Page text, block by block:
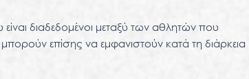
διαδεδομένοι μεταξύ των αθλητών που
επίσης να εμφανιστούν κατά τη διάρκεια